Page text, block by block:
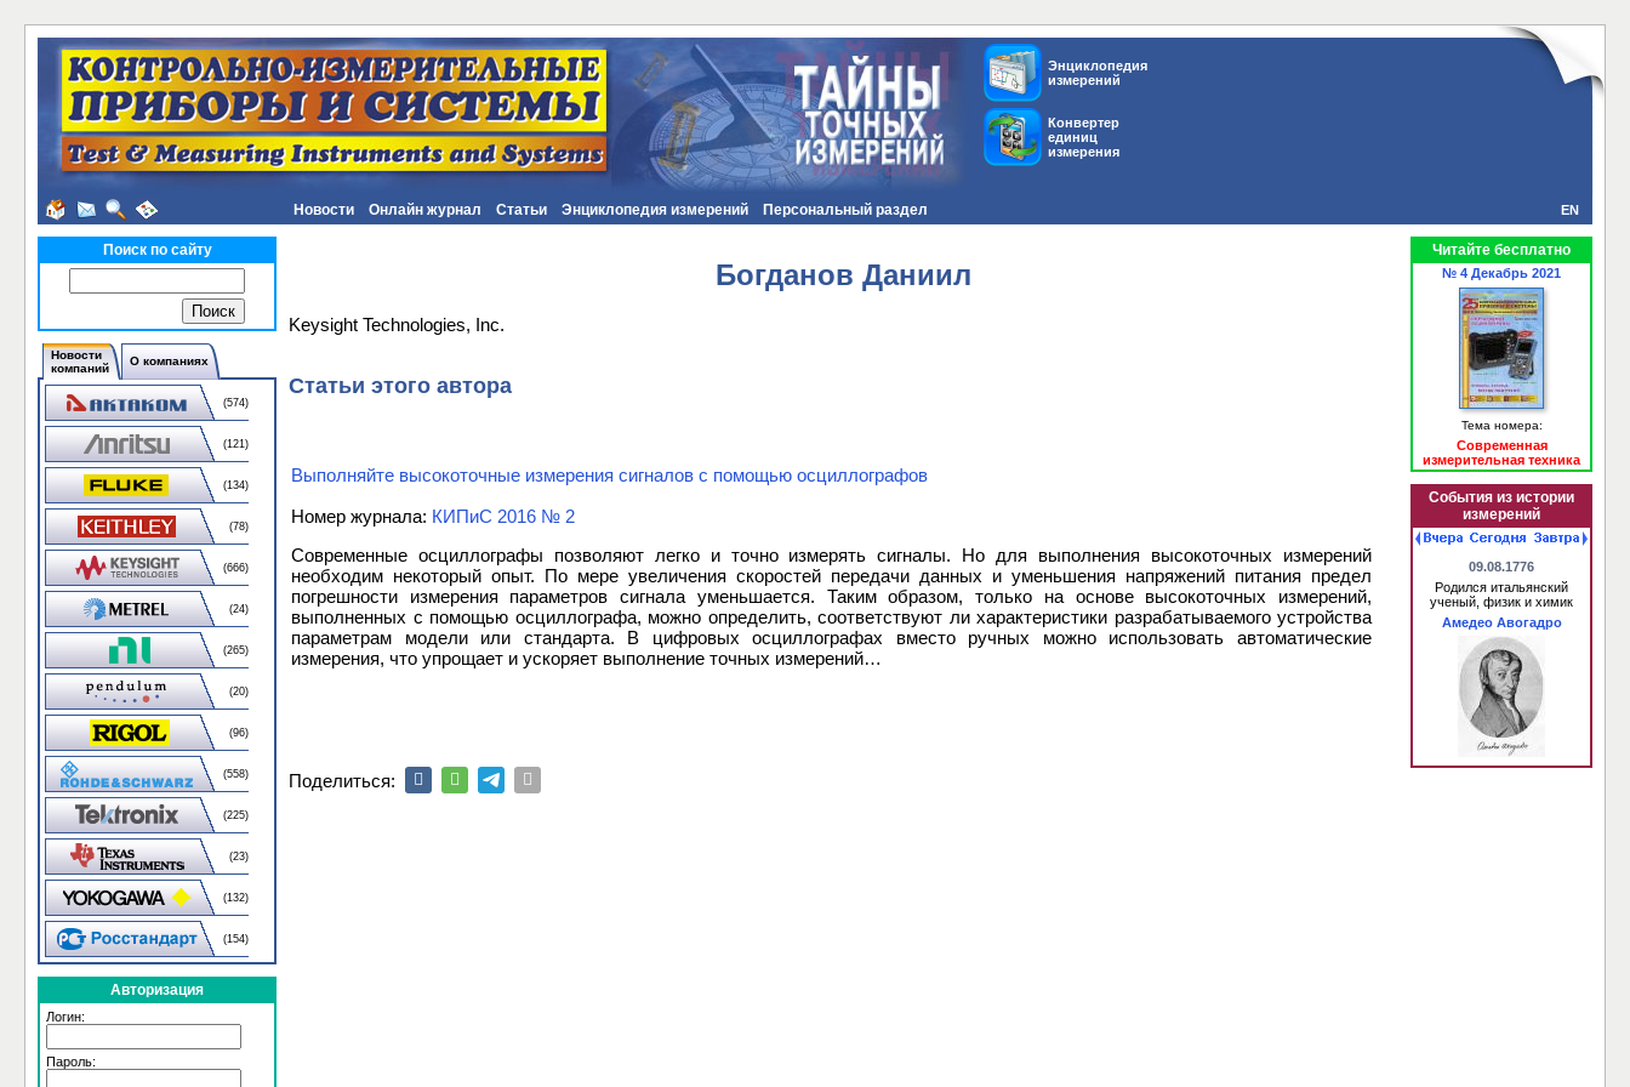
Энциклопедия
измерений
Конвертер
единиц
измерения
Новости Онлайн журнал Статьи Энциклопедия измерений Персональный раздел EN
Поиск по сайту
Новости
компаний
О компаниях
(574)
(121)
(134)
(78)
(666)
(24)
(265)
(20)
(96)
(558)
(225)
(23)
(132)
(154)
Авторизация
Логин:
Пароль:
Богданов Даниил
Keysight Technologies, Inc.
Статьи этого автора
Выполняйте высокоточные измерения сигналов с помощью осциллографов
Номер журнала: КИПиС 2016 № 2
Современные осциллографы позволяют легко и точно измерять сигналы. Но для выполнения высокоточных измерений
необходим некоторый опыт. По мере увеличения скоростей передачи данных и уменьшения напряжений питания предел
погрешности измерения параметров сигнала уменьшается. Таким образом, только на основе высокоточных измерений,
выполненных с помощью осциллографа, можно определить, соответствуют ли характеристики разрабатываемого устройства
параметрам модели или стандарта. В цифровых осциллографах вместо ручных можно использовать автоматические
измерения, что упрощает и ускоряет выполнение точных измерений…
Поделиться:
Читайте бесплатно
№ 4 Декабрь 2021
Тема номера:
Современная
измерительная техника
События из истории
измерений
09.08.1776
Родился итальянский
ученый, физик и химик
Амедео Авогадро